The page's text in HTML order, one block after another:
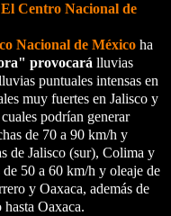
El Centro Nacional de
Nacional de México ha
provocará lluvias
puntuales intensas en
muy fuertes en Jalisco y
podrían generar
de 70 a 90 km/h y
de Jalisco (sur), Colima y
50 a 60 km/h y oleaje de
y Oaxaca, además de
hasta Oaxaca.